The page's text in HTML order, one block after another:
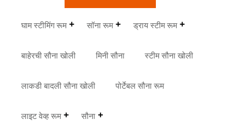
घाम स्टीमिंग रूम सॉना रूम ड्राय स्टीम रूम
बाहेरची सौना खोली मिनी सौना स्टीम सौना खोली
लाकडी बादली सौना खोली पोर्टेबल सौना रूम
लाइट वेव्ह रूम सौना